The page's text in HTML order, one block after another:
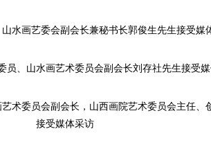
水画艺委会副会长兼秘书长郭俊生先生接受媒
员、山水画艺术委员会副会长刘存社先生接受
术委员会副会长，山西画院艺术委员会主任、
接受媒体采访